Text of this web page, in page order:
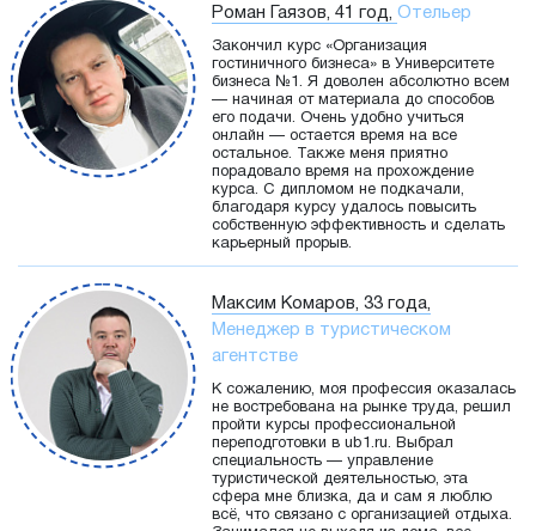
Роман Гаязов, 41 год, Отельер
Закончил курс «Организация
гостиничного бизнеса» в Университете
бизнеса №1. Я доволен абсолютно всем
— начиная от материала до способов
его подачи. Очень удобно учиться
онлайн — остается время на все
остальное. Также меня приятно
порадовало время на прохождение
курса. С дипломом не подкачали,
благодаря курсу удалось повысить
собственную эффективность и сделать
карьерный прорыв.
Максим Комаров, 33 года,
Менеджер в туристическом
агентстве
К сожалению, моя профессия оказалась
не востребована на рынке труда, решил
пройти курсы профессиональной
переподготовки в ub1.ru. Выбрал
специальность — управление
туристической деятельностью, эта
сфера мне близка, да и сам я люблю
всё, что связано с организацией отдыха.